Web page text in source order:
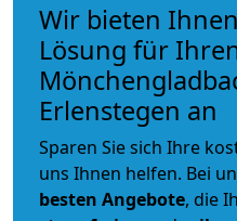
Wir bieten
Lösung für
Erlenstegen an
Sparen Sie sich Ihre
uns Ihnen helfen. Bei
besten Angebote, die